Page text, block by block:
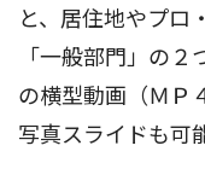
と、居住地やプロ
「一般部門」の
の横型動画（ＭＰ
写真スライドも可